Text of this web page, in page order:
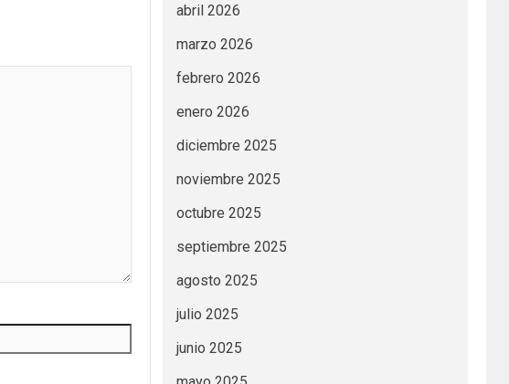
abril 2026
marzo 2026
febrero 2026
enero 2026
diciembre 2025
noviembre 2025
octubre 2025
septiembre 2025
agosto 2025
julio 2025
junio 2025